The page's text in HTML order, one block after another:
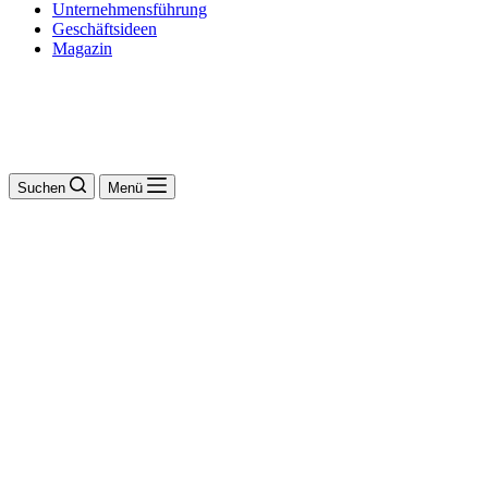
Unternehmensführung
Geschäftsideen
Magazin
Suchen Menü